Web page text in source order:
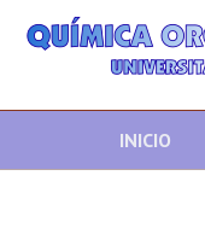
INICIO